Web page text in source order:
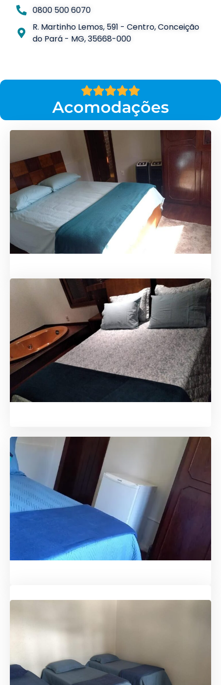
0800 500 6070
R. Martinho Lemos, 591 - Centro, Conceição
do Pará - MG, 35668-000
Acomodações